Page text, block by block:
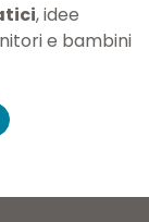
, idee
e bambini